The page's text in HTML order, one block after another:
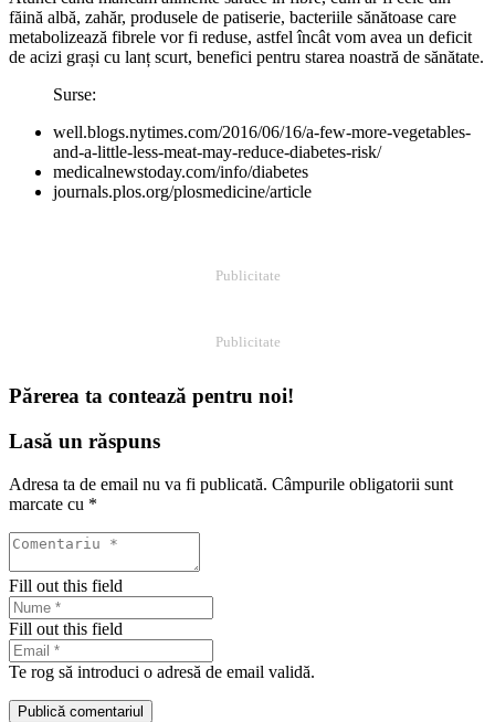
făină albă, zahăr, produsele de patiserie, bacteriile sănătoase care
metabolizează fibrele vor fi reduse, astfel încât vom avea un deficit
de acizi grași cu lanț scurt, benefici pentru starea noastră de sănătate.
Surse:
well.blogs.nytimes.com/2016/06/16/a-few-more-vegetables-
and-a-little-less-meat-may-reduce-diabetes-risk/
medicalnewstoday.com/info/diabetes
journals.plos.org/plosmedicine/article
Publicitate
Publicitate
Părerea ta contează pentru noi!
Lasă un răspuns
Adresa ta de email nu va fi publicată. Câmpurile obligatorii sunt
marcate cu *
Fill out this field
Fill out this field
Te rog să introduci o adresă de email validă.
Publică comentariul